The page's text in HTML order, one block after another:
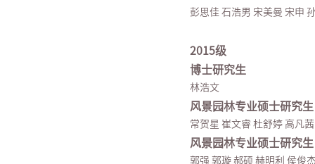
彭思佳 石浩男 宋美曼 宋申
2015级
博士研究生
林浩文
风景园林专业硕士研究
常贺星 崔文睿 杜舒婷 高凡
风景园林专业硕士研究
郭强 郭璇 郝硕 赫明利 侯俊